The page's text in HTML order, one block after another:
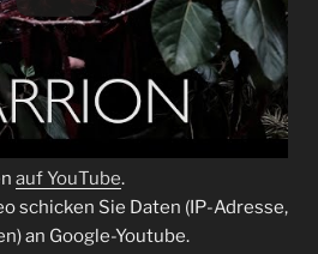
auf YouTube.
schicken Sie Daten (IP-Adresse,
an Google-Youtube.